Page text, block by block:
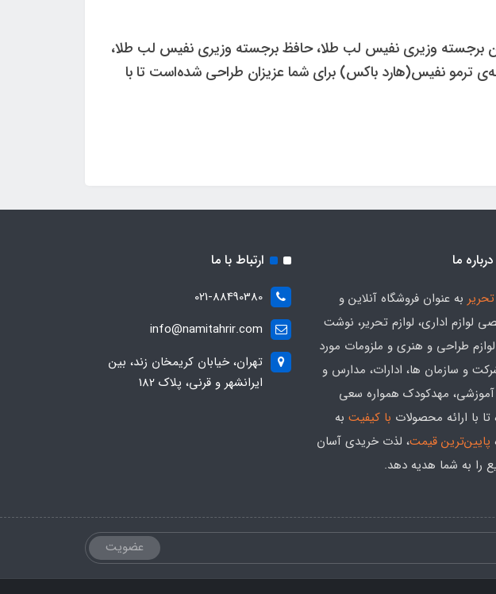
به مناسبت نوروز 1405 با اقلامی مثل قرآن برجسته وزیری نفیس لب طلا، حافظ برجسته وزیری نفیس لب طلا،
ترمو نفیس(هارد باکس) برای شما عزیزان طراحی شده‌است تا با
درباره ما
به عنوان فروشگاه آنلاین و
لوازم اداری، لوازم تحریر، نوشت
لوازم طراحی و هنری و ملزومات مورد
و سازمان ها، ادارات، مدارس و
آموزشی، مهدکودک همواره سعی
تا با ارائه محصولات با کیفیتبه
پایین‌ترین قیمت، لذت خریدی آسان
را به شما هدیه‌ دهد.
ارتباط با ما
021-88490380
info@namitahrir.com
تهران، خیابان کریمخان زند، بین
ایرانشهر و قرنی، پلاک 182
عضویت